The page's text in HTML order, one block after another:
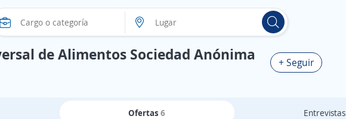
de Alimentos Sociedad Anónima + Seguir
Ofertas6 Entrevistas